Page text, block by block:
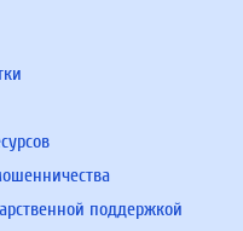
поддержкой